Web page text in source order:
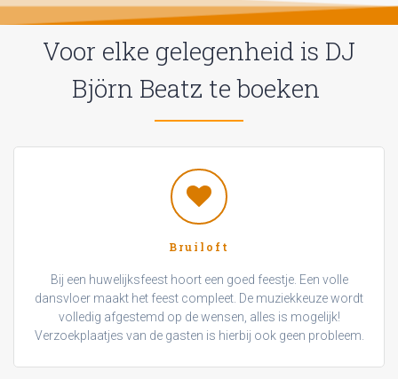
Voor elke gelegenheid is DJ
Björn Beatz te boeken
Bruiloft
Bij een huwelijksfeest hoort een goed feestje. Een volle
dansvloer maakt het feest compleet. De muziekkeuze wordt
volledig afgestemd op de wensen, alles is mogelijk!
Verzoekplaatjes van de gasten is hierbij ook geen probleem.